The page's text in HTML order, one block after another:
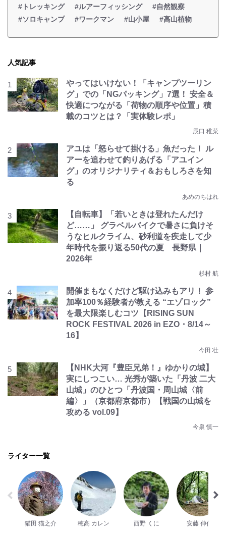
#トレッキング
#ルアーフィッシング
#自然観察
#ソロキャンプ
#ワークマン #山小屋 #高山植物
人気記事
やってはいけない！「キャンプツーリン
グ」での「NGパッキング」7選！ 安全＆
快適につながる「荷物の順序や位置」積
載のコツとは？「実体験レポ」
辰口 稚菜
アユは「怒らせて掛ける」魚だった！ ル
アーを追わせて釣りあげる「アユイン
グ」のオリジナリティ＆おもしろさを知
る
あめのちはれ
【自転車】「若いときは登れたんだけ
ど……」 グラベルバイクで暑さに負けそ
うなヒルクライム、砂利道を疾走して少
年時代を振り返る50代の夏 長野県｜
2026年
杉村 航
開催まもなくだけど駆け込みもアリ！ 参
加率100％経験者が教える “エゾロック”
を最大限楽しむコツ【RISING SUN
ROCK FESTIVAL 2026 in EZO・8/14～
16】
今田 壮
【NHK大河『豊臣兄弟！』ゆかりの城】
実にしつこい… 光秀が築いた「丹波 二大
山城」のひとつ「丹波国・周山城〈前
編〉」（京都府京都市）【戦国の山城を
攻める vol.09】
今泉 慎一
ライター一覧
猫田 猫之介 穂高 カレン 西野 くに 安藤 伸代